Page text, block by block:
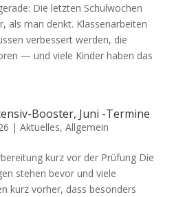
Die letzten Schulwochen
als man denkt. Klassenarbeiten
verbessert werden, die
— und viele Kinder haben das
Booster, Juni -Termine
| Aktuelles, Allgemein
kurz vor der Prüfung Die
stehen bevor und viele
kurz vorher, dass besonders